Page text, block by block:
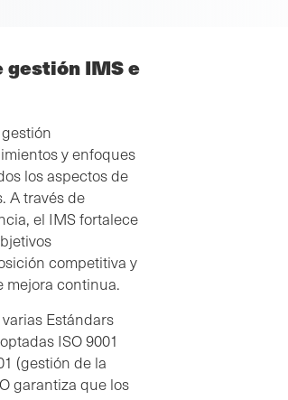
IMS e
y enfoques
los aspectos de
A través de
el IMS fortalece
competitiva y
mejora continua.
Estándars
ISO 9001
(gestión de la
garantiza que los